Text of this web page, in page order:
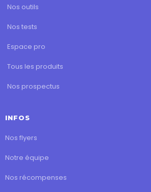
Nos outils
Nos tests
Espace pro
Tous les produits
Nos prospectus
INFOS
Nos flyers
Notre équipe
Nos récompenses